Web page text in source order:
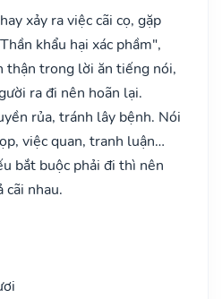
xảy ra việc cãi cọ, gặp
khẩu hại xác phầm",
thận trong lời ăn tiếng nói,
ra đi nên hoãn lại.
rủa, tránh lây bệnh. Nói
việc quan, tranh luận…
bắt buộc phải đi thì nên
cãi nhau.